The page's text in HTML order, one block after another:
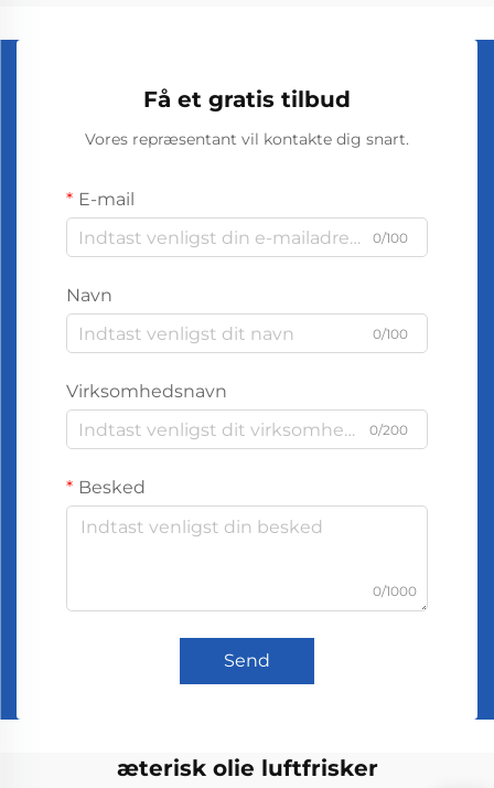
Få et gratis tilbud
Vores repræsentant vil kontakte dig snart.
E-mail
0/100
Navn
0/100
Virksomhedsnavn
0/200
Besked
0/1000
Send
æterisk olie luftfrisker